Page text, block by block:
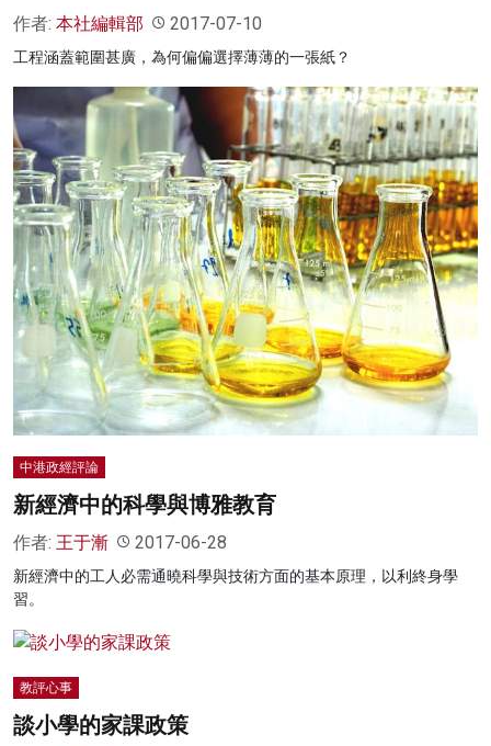
作者: 本社編輯部 2017-07-10
工程涵蓋範圍甚廣，為何偏偏選擇薄薄的一張紙？
中港政經評論
新經濟中的科學與博雅教育
作者: 王于漸 2017-06-28
新經濟中的工人必需通曉科學與技術方面的基本原理，以利終身學
習。
教評心事
談小學的家課政策